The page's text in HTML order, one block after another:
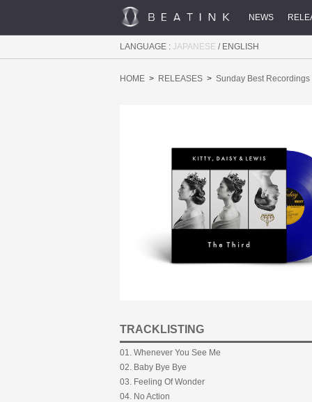
NEWS
LANGUAGE : JAPANESE / ENGLISH
HOME RELEASES Sunday Best Recordings
TRACKLISTING
01. Whenever You See Me
02. Baby Bye Bye
03. Feeling Of Wonder
04. No Action